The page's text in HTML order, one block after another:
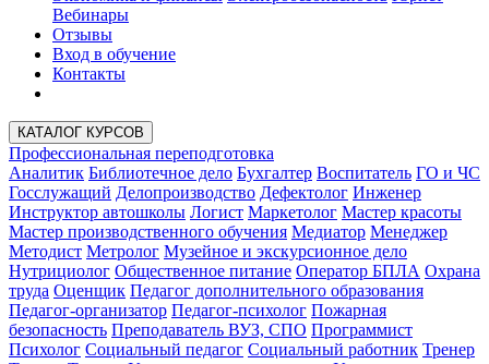
Вебинары
Отзывы
Вход в обучение
Контакты
КАТАЛОГ КУРСОВ
Профессиональная переподготовка
Аналитик Библиотечное дело Бухгалтер Воспитатель ГО и ЧС
Госслужащий Делопроизводство Дефектолог Инженер
Инструктор автошколы Логист Маркетолог Мастер красоты
Мастер производственного обучения Медиатор Менеджер
Методист Метролог Музейное и экскурсионное дело
Нутрициолог Общественное питание Оператор БПЛА Охрана
труда Оценщик Педагог дополнительного образования
Педагог-организатор Педагог-психолог Пожарная
безопасность Преподаватель ВУЗ, СПО Программист
Психолог Социальный педагог Социальный работник Тренер